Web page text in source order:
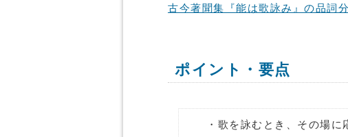
古今著聞集『能は歌詠み』の品詞
ポイント・要点
・歌を詠むとき、その場